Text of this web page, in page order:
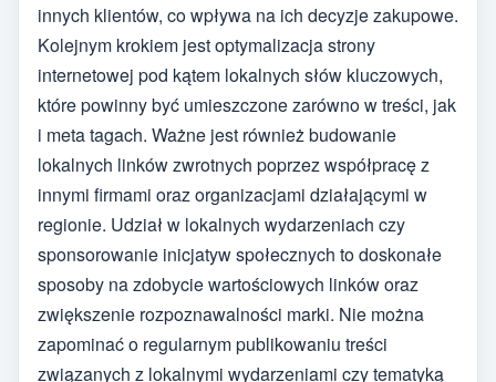
innych klientów, co wpływa na ich decyzje zakupowe.
Kolejnym krokiem jest optymalizacja strony
internetowej pod kątem lokalnych słów kluczowych,
które powinny być umieszczone zarówno w treści, jak
i meta tagach. Ważne jest również budowanie
lokalnych linków zwrotnych poprzez współpracę z
innymi firmami oraz organizacjami działającymi w
regionie. Udział w lokalnych wydarzeniach czy
sponsorowanie inicjatyw społecznych to doskonałe
sposoby na zdobycie wartościowych linków oraz
zwiększenie rozpoznawalności marki. Nie można
zapominać o regularnym publikowaniu treści
związanych z lokalnymi wydarzeniami czy tematyką